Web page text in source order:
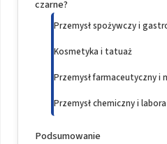
czarne?
Przemysł spożywczy i
Kosmetyka i tatuaż
Przemysł farmaceutyczny i
Przemysł chemiczny i
Podsumowanie